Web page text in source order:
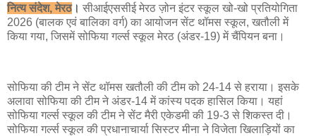
नित्य संदेश, मेरठ। सीआईएससीई मेरठ ज़ोन इंटर स्कूल खो-खो प्रतियोगिता
2026 (बालक एवं बालिका वर्ग) का आयोजन सेंट थॉमस स्कूल, खतौली में
किया गया, जिसमें सोफिया गर्ल्स स्कूल मेरठ (अंडर-19) में चैंपियन बना।
सोफिया की टीम ने सेंट थॉमस खतौली की टीम को 24-14 से हराया। इसके
अलावा सोफिया की टीम ने अंडर-14 में कांस्य पदक हासिल किया। यहां
सोफिया गर्ल्स स्कूल की टीम ने सेंट मैरी एकेडमी की 19-3 से शिकस्त दी।
सोफिया गर्ल्स स्कूल की प्रधानाचार्या सिस्टर मीना ने विजेता खिलाड़ियों का